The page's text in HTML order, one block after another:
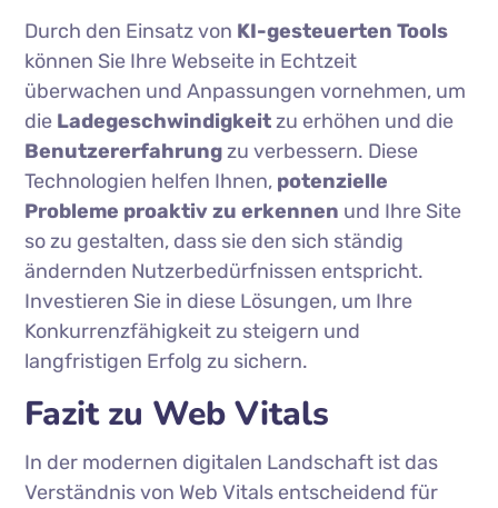
Durch den Einsatz von KI-gesteuerten Tools
können Sie Ihre Webseite in Echtzeit
überwachen und Anpassungen vornehmen, um
die Ladegeschwindigkeitzu erhöhen und die
Benutzererfahrungzu verbessern. Diese
Technologien helfen Ihnen, potenzielle
Probleme proaktiv zu erkennen und Ihre Site
so zu gestalten, dass sie den sich ständig
ändernden Nutzerbedürfnissen entspricht.
Investieren Sie in diese Lösungen, um Ihre
Konkurrenzfähigkeit zu steigern und
langfristigen Erfolg zu sichern.
Fazit zu Web Vitals
In der modernen digitalen Landschaft ist das
Verständnis von Web Vitals entscheidend für